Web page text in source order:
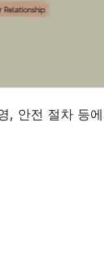
, 안전 절차 등